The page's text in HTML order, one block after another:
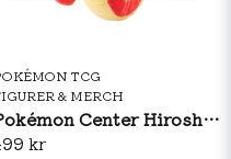
TCG
& MERCH
Pokémon Center Hiroshima: Red Gyarados & Pikachu Plush
kr